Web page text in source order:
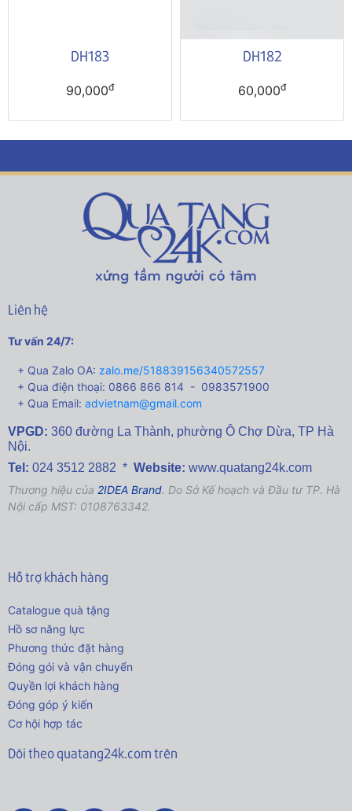
DH183
90,000đ
DH182
60,000đ
Liên hệ
Tư vấn 24/7:
+ Qua Zalo OA: zalo.me/518839156340572557
+ Qua điện thoại: 0866 866 814 - 0983571900
+ Qua Email: advietnam@gmail.com
VPGD: 360 đường La Thành, phường Ô Chợ Dừa, TP Hà
Nội.
Tel: 024 3512 2882 * Website: www.quatang24k.com
Thương hiệu của 2IDEA Brand. Do Sở Kế hoạch và Đầu tư TP. Hà
Nội cấp MST: 0108763342.
Hỗ trợ khách hàng
Catalogue quà tặng
Hồ sơ năng lực
Phương thức đặt hàng
Đóng gói và vận chuyển
Quyền lợi khách hàng
Đóng góp ý kiến
Cơ hội hợp tác
Dõi theo quatang24k.com trên